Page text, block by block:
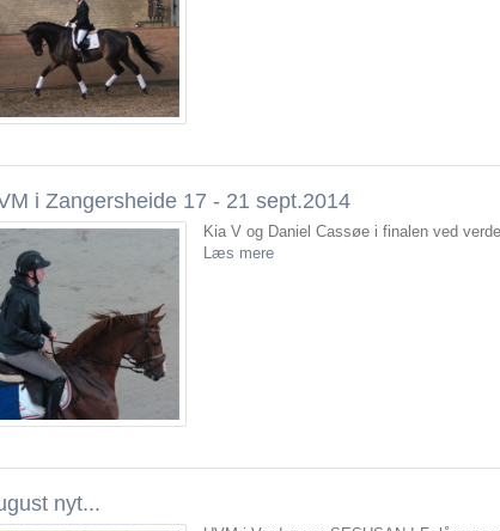
i Zangersheide 17 - 21 sept.2014
Kia V og Daniel Cassøe i finalen ved
Læs mere
nyt...